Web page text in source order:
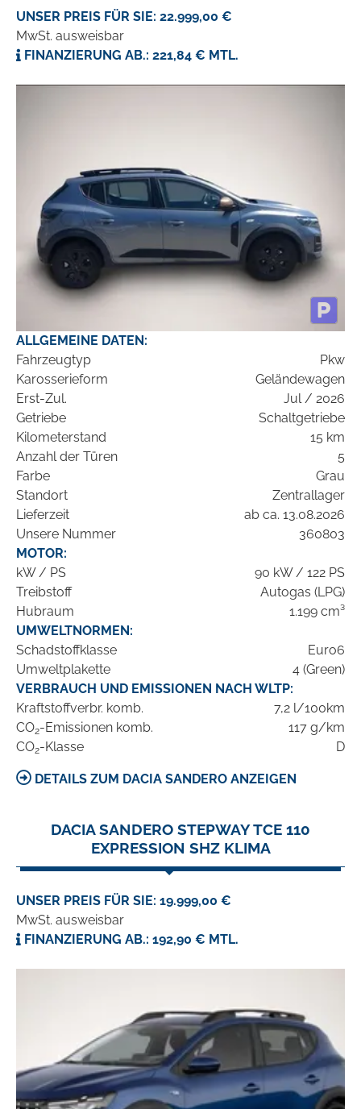
UNSER PREIS FÜR SIE: 22.999,00 €
MwSt. ausweisbar
FINANZIERUNG AB.: 221,84 € MTL.
ALLGEMEINE DATEN:
Fahrzeugtyp
Pkw
Karosserieform
Geländewagen
Erst-Zul.
Jul / 2026
Getriebe
Schaltgetriebe
Kilometerstand
15 km
Anzahl der Türen
5
Farbe
Grau
Standort
Zentrallager
Lieferzeit
ab ca. 13.08.2026
Unsere Nummer
360803
MOTOR:
kW / PS
90 kW / 122 PS
Treibstoff
Autogas (LPG)
Hubraum
1.199 cm³
UMWELTNORMEN:
Schadstoffklasse
Euro6
Umweltplakette
4 (Green)
VERBRAUCH UND EMISSIONEN NACH WLTP:
Kraftstoffverbr. komb.
7,2 l/100km
CO2-Emissionen komb.
117 g/km
CO2-Klasse D
DETAILS ZUM DACIA SANDERO ANZEIGEN
DACIA SANDERO STEPWAY TCE 110
EXPRESSION SHZ KLIMA
UNSER PREIS FÜR SIE: 19.999,00 €
MwSt. ausweisbar
FINANZIERUNG AB.: 192,90 € MTL.